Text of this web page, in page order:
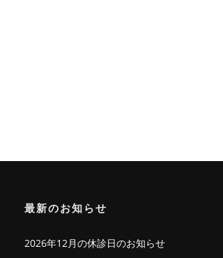
最新のお知らせ
2026年12月の休診日のお知らせ